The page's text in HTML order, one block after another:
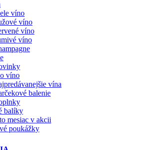
víno
víno
víno
víno
víno
vína
balenie
balíky
mesiac v akcii
poukážky